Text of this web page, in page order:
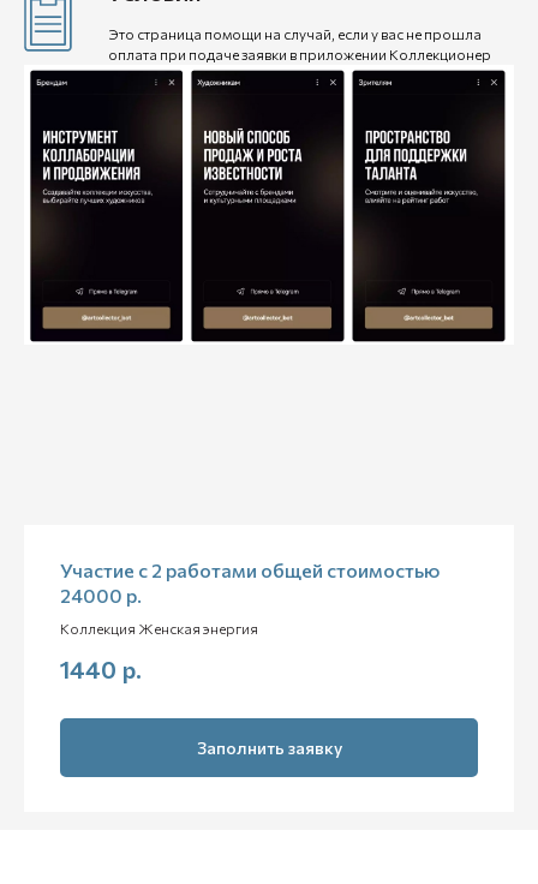
Это страница помощи на случай, если у вас не прошла
оплата при подаче заявки в приложении Коллекционер
Участие с 2 работами общей стоимостью
24000 р.
Коллекция Женская энергия
1440 р.
Заполнить заявку